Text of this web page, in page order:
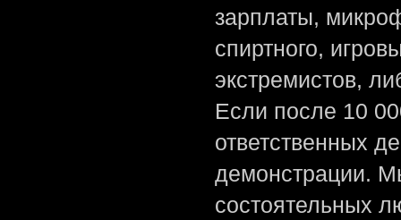
зарплаты,
спиртного,
экстремистов,
Если после 10
ответственных
демонстрации.
состоятельных